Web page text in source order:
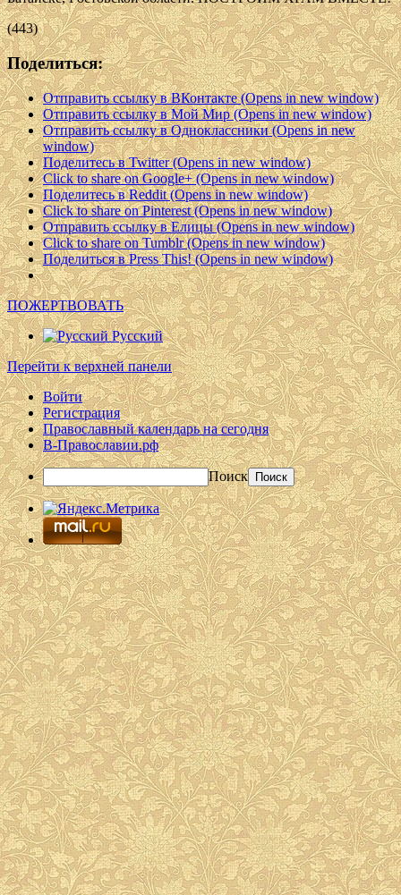
(443)
Поделиться:
Отправить ссылку в ВКонтакте (Opens in new window)
Отправить ссылку в Мой Мир (Opens in new window)
Отправить ссылку в Одноклассники (Opens in new
window)
Поделитесь в Twitter (Opens in new window)
Click to share on Google+ (Opens in new window)
Поделитесь в Reddit (Opens in new window)
Click to share on Pinterest (Opens in new window)
Отправить ссылку в Елицы (Opens in new window)
Click to share on Tumblr (Opens in new window)
Поделиться в Press This! (Opens in new window)
ПОЖЕРТВОВАТЬ
Русский
Перейти к верхней панели
Войти
Регистрация
Православный календарь на сегодня
В-Православии.рф
Поиск